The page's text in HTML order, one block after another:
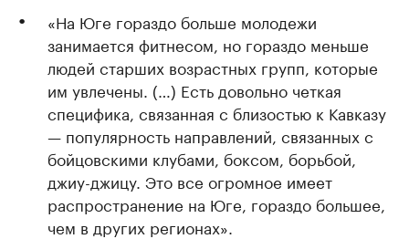
«На Юге гораздо больше молодежи
занимается фитнесом, но гораздо меньше
людей старших возрастных групп, которые
им увлечены. (…) Есть довольно четкая
специфика, связанная с близостью к Кавказу
— популярность направлений, связанных с
бойцовскими клубами, боксом, борьбой,
джиу-джицу. Это все огромное имеет
распространение на Юге, гораздо большее,
чем в других регионах».